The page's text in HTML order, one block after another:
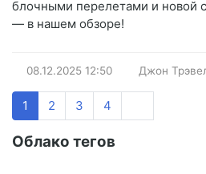
блочными перелетами и новой
— в нашем обзоре!
08.12.2025 12:50 Джон
1 2 3 4
Облако тегов